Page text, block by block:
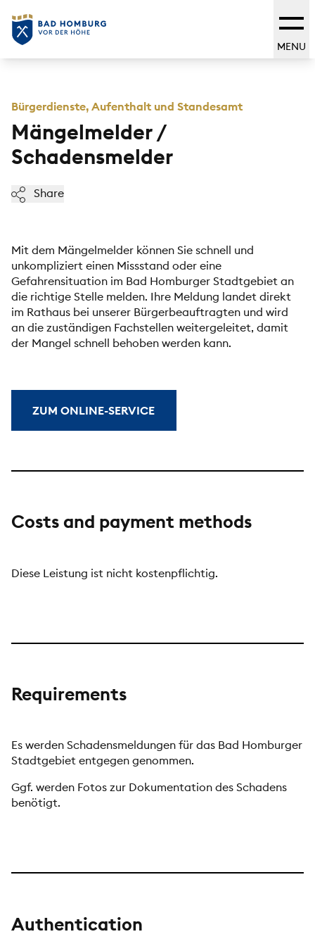
MENU
Bürgerdienste, Aufenthalt und Standesamt
Mängelmelder /
Schadensmelder
Share
Mit dem Mängelmelder können Sie schnell und
unkompliziert einen Missstand oder eine
Gefahrensituation im Bad Homburger Stadtgebiet an
die richtige Stelle melden. Ihre Meldung landet direkt
im Rathaus bei unserer Bürgerbeauftragten und wird
an die zuständigen Fachstellen weitergeleitet, damit
der Mangel schnell behoben werden kann.
ZUM ONLINE-SERVICE
Costs and payment methods
Diese Leistung ist nicht kostenpflichtig.
Requirements
Es werden Schadensmeldungen für das Bad Homburger
Stadtgebiet entgegen genommen.
Ggf. werden Fotos zur Dokumentation des Schadens
benötigt.
Authentication